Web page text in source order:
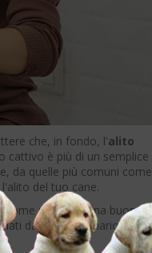
che, in fondo, l'alito
cattivo è più di un semplice
da quelle più comuni come
del tuo cane.
come praticare una buona
dal tuo veterinario per